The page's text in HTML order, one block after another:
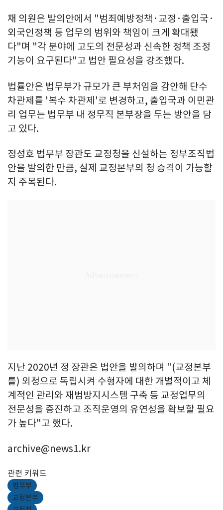
채 의원은 발의안에서 "범죄예방정책·교정·출입국·
외국인정책 등 업무의 범위와 책임이 크게 확대됐
다"며 "각 분야에 고도의 전문성과 신속한 정책 조정
기능이 요구된다"고 법안 필요성을 강조했다.
법률안은 법무부가 규모가 큰 부처임을 감안해 단수
차관제를 '복수 차관제'로 변경하고, 출입국과 이민관
리 업무는 법무부 내 정무직 본부장을 두는 방안을 담
고 있다.
정성호 법무부 장관도 교정청을 신설하는 정부조직법
안을 발의한 만큼, 실제 교정본부의 청 승격이 가능할
지 주목된다.
지난 2020년 정 장관은 법안을 발의하며 "(교정본부
를) 외청으로 독립시켜 수형자에 대한 개별적이고 체
계적인 관리와 재범방지시스템 구축 등 교정업무의
전문성을 증진하고 조직운영의 유연성을 확보할 필요
가 높다"고 했다.
archive@news1.kr
관련 키워드
법무부
교정본부